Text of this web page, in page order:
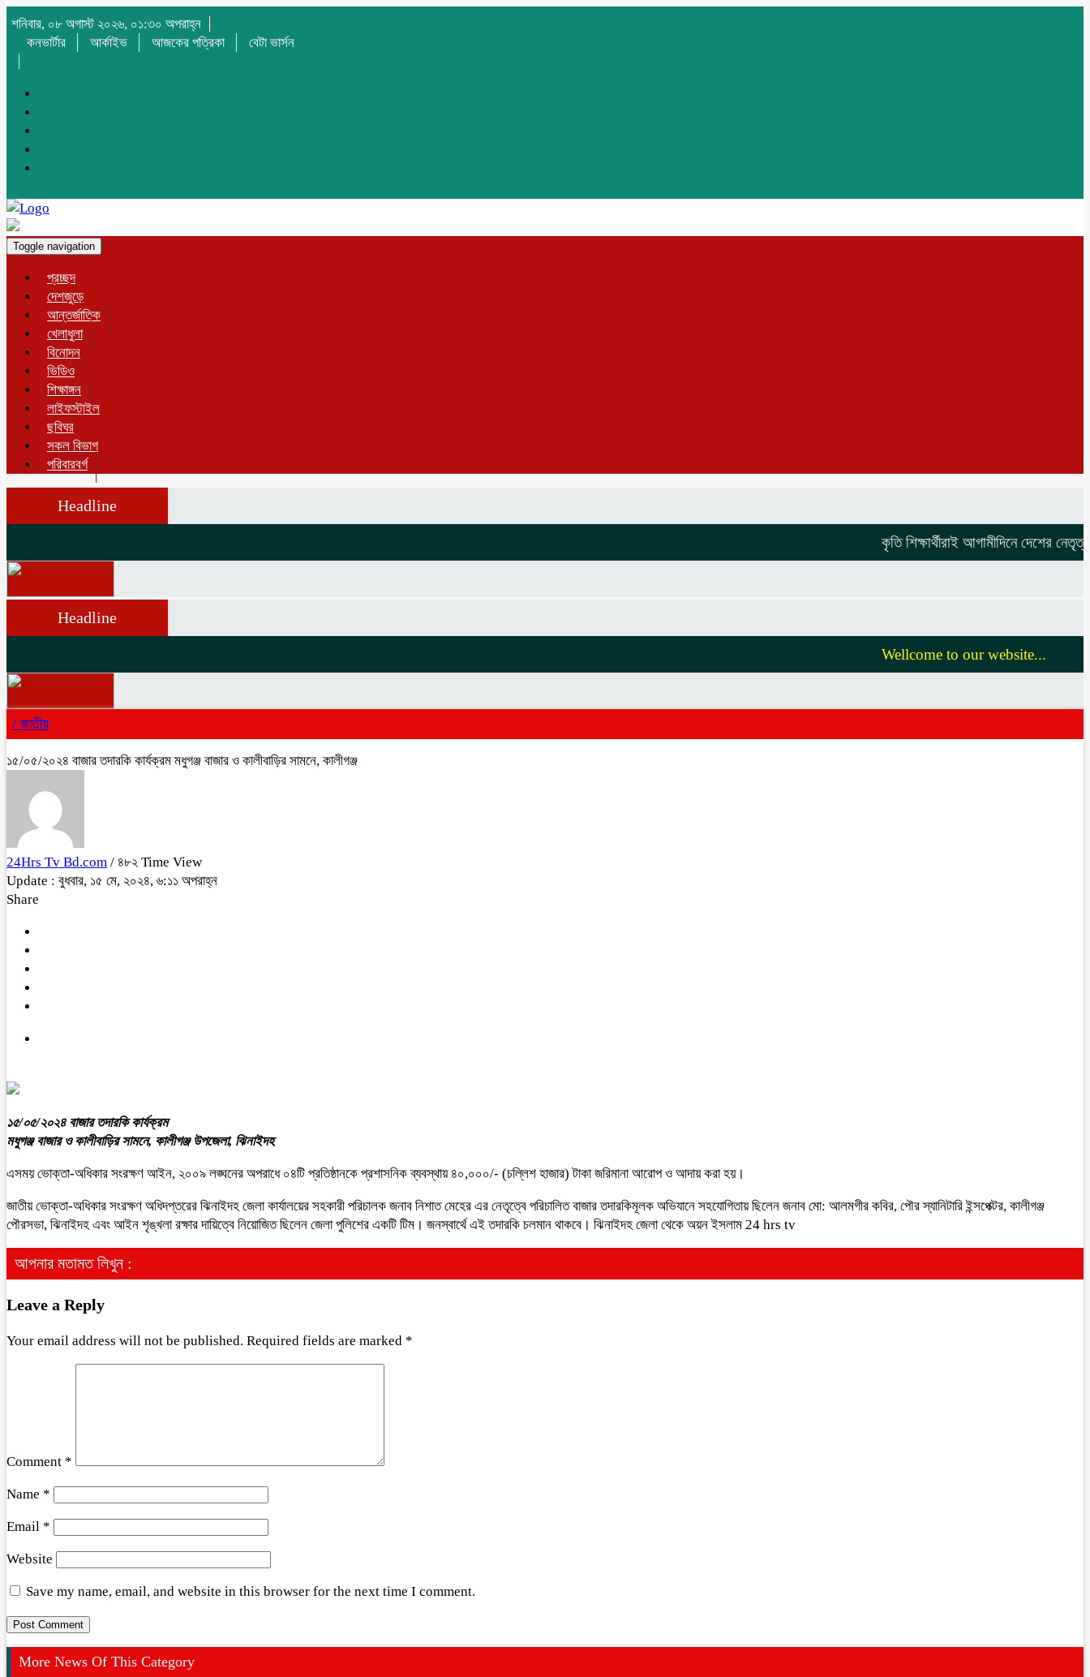
শনিবার, ০৮ অগাস্ট ২০২৬, ০১:৩০ অপরাহ্ন
কনভার্টার
আর্কাইভ আজকের পত্রিকা বেটা ভার্সন
Toggle navigation
প্রচ্ছদ
দেশজুড়ে
আন্তর্জাতিক
খেলাধুলা
বিনোদন
ভিডিও
শিক্ষাঙ্গন
লাইফস্টাইল
ছবিঘর
সকল বিভাগ
পরিবারবর্গ
Headline
কৃতি শিক্ষার্থীরাই আগামীদিনে দেশের নেতৃত্ব
Headline
Wellcome to our website...
/ জাতীয়
১৫/০৫/২০২৪ বাজার তদারকি কার্যক্রম মধুগঞ্জ বাজার ও কালীবাড়ির সামনে, কালীগঞ্জ
24Hrs Tv Bd.com / ৪৮২ Time View
Update : বুধবার, ১৫ মে, ২০২৪, ৬:১১ অপরাহ্ন
Share
১৫/০৫/২০২৪ বাজার তদারকি কার্যক্রম
মধুগঞ্জ বাজার ও কালীবাড়ির সামনে, কালীগঞ্জ উপজেলা, ঝিনাইদহ
এসময় ভোক্তা-অধিকার সংরক্ষণ আইন, ২০০৯ লঙ্ঘনের অপরাধে ০৪টি প্রতিষ্ঠানকে প্রশাসনিক ব্যবস্থায় ৪০,০০০/- (চল্লিশ হাজার) টাকা জরিমানা আরোপ ও আদায় করা হয়।
জাতীয় ভোক্তা-অধিকার সংরক্ষণ অধিদপ্তরের ঝিনাইদহ জেলা কার্যালয়ের সহকারী পরিচালক জনাব নিশাত মেহের এর নেতৃত্বে পরিচালিত বাজার তদারকিমূলক অভিযানে সহযোগিতায় ছিলেন জনাব মো: আলমগীর কবির, পৌর স্যানিটারি ইন্সপেক্টর, কালীগঞ্জ
পৌরসভা, ঝিনাইদহ এবং আইন শৃঙ্খলা রক্ষার দায়িত্বে নিয়োজিত ছিলেন জেলা পুলিশের একটি টিম। জনস্বার্থে এই তদারকি চলমান থাকবে। ঝিনাইদহ জেলা থেকে অয়ন ইসলাম 24 hrs tv
আপনার মতামত লিখুন :
Leave a Reply
Your email address will not be published. Required fields are marked *
Comment *
Name *
Email *
Website
Save my name, email, and website in this browser for the next time I comment.
More News Of This Category